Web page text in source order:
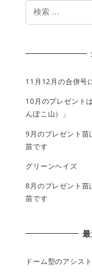
11月12月の合併号
10月のプレゼント
んぽこ山）」
9月のプレゼント
苗です
グリーンヘイズ
8月のプレゼント苗
苗です
ドーム型のアシスト